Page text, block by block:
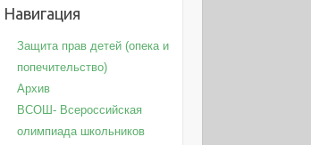
Навигация
Защита прав детей (опека и
попечительство)
Архив
ВСОШ- Всероссийская
олимпиада школьников